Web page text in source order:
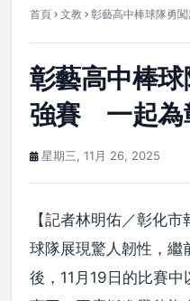
首頁 文教 彰藝高中棒球隊勇
彰藝高中棒
強賽 一起為
星期三, 11月 26, 2025
【記者林明佑／彰化
球隊展現驚人韌性，繼
後，11月19日的比賽